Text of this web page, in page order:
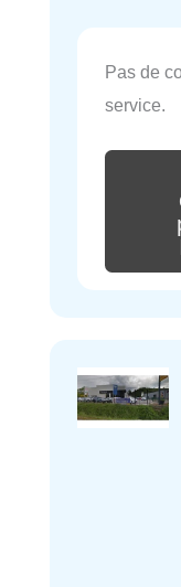
Pas de
service.